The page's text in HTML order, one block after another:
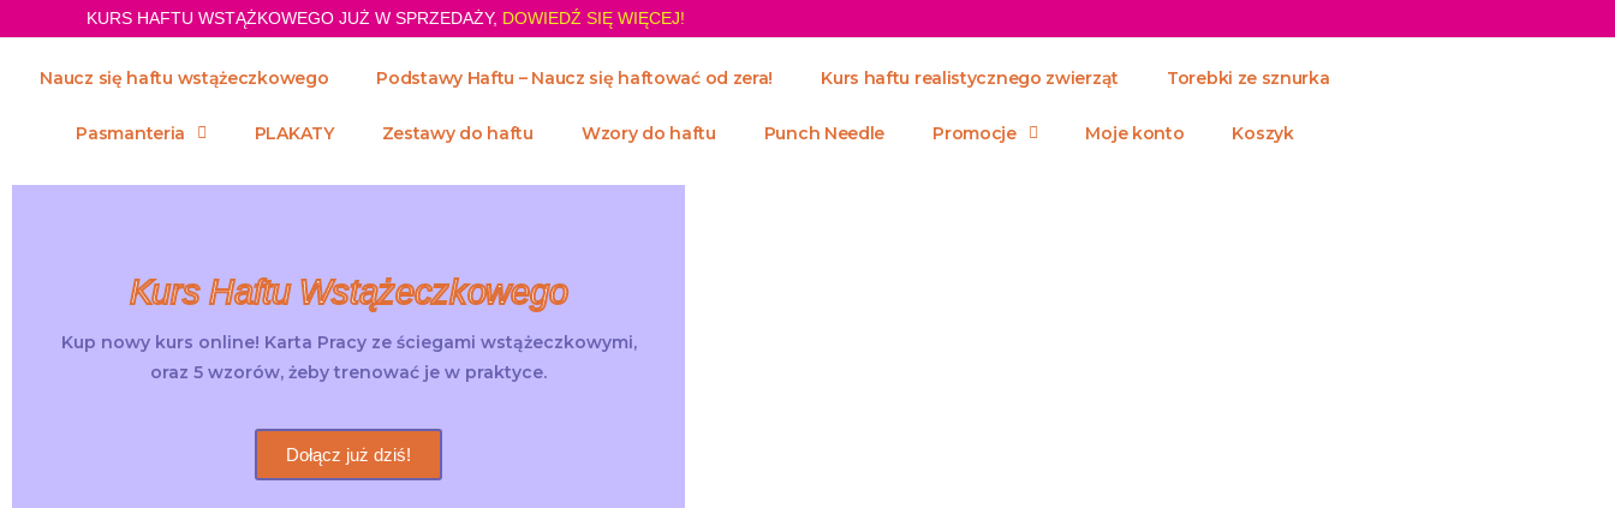
KURS HAFTU WSTĄŻKOWEGO JUŻ W SPRZEDAŻY, DOWIEDŹ SIĘ WIĘCEJ!
Naucz się haftu wstążeczkowego Podstawy Haftu – Naucz się haftować od zera! Kurs haftu realistycznego zwierząt Torebki ze sznurka
Pasmanteria PLAKATY Zestawy do haftu Wzory do haftu Punch Needle Promocje Moje konto Koszyk
Kurs Haftu Wstążeczkowego
Kup nowy kurs online! Karta Pracy ze ściegami wstążeczkowymi,
oraz 5 wzorów, żeby trenować je w praktyce.
Dołącz już dziś!